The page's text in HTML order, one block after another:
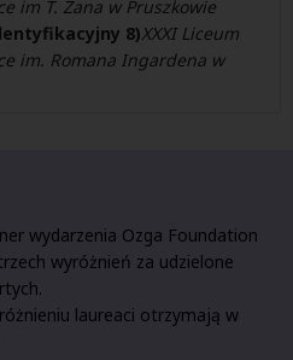
im T. Zana w Pruszkowie
8)XXXI Liceum
im. Romana Ingardena w
wydarzenia Ozga Foundation
wyróżnień za udzielone
laureaci otrzymają w